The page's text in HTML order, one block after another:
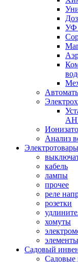
УФ
Анализ
Электротовары
кабель
лампы
прочее
реле
розетки
хомуты
Садовый
Садовые